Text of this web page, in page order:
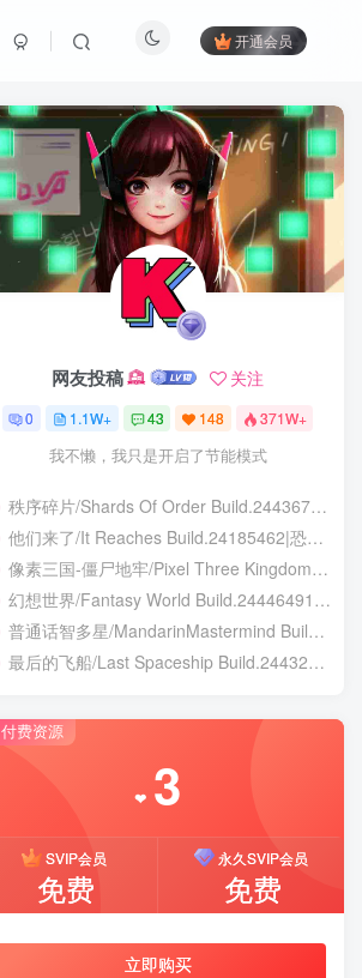
开通会员
网友投稿 关注
0 1.1W+ 43 148 371W+
我不懒，我只是开启了节能模式
秩序碎片/Shards Of Order Build.24436710|角色扮演|容量2.9GB|免安装绿色中文版
他们来了/It Reaches Build.24185462|恐怖冒险|容量5GB|免安装绿色中文版
像素三国-僵尸地牢/Pixel Three Kingdoms: Zombie Dungeon Build.24007867|动作冒险|容量354B|免安装绿色中文版
幻想世界/Fantasy World Build.24446491|策略战棋|容量3.8GB|免安装绿色中文版
普通话智多星/MandarinMastermind Build.24053068|动作冒险|容量5.5GB|免安装绿色中文版
最后的飞船/Last Spaceship Build.24432237|解谜冒险|容量1.7GB|免安装绿色中文版
付费资源
❤ 3
SVIP会员
免费
永久SVIP会员
免费
立即购买